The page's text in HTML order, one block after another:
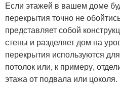
Если этажей в вашем доме
перекрытия точно не
представляет собой
стены и разделяет дом на
перекрытия используются
потолок или, к примеру,
этажа от подвала или цоколя.